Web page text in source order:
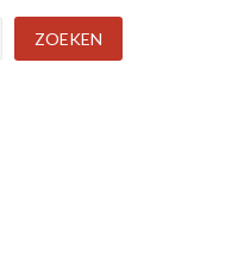
ZOEKEN